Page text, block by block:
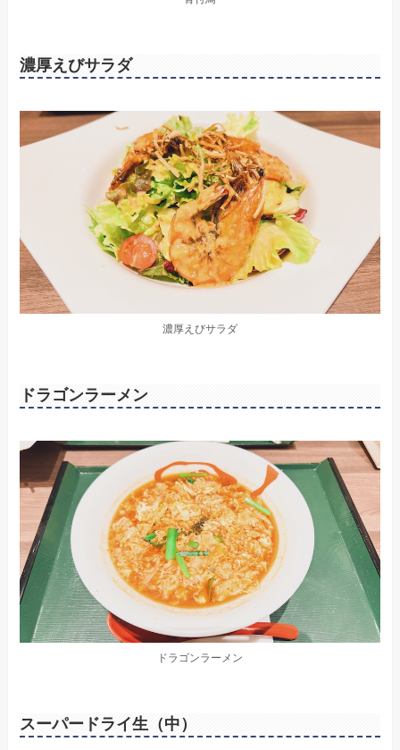
濃厚えびサラダ
濃厚えびサラダ
ドラゴンラーメン
ドラゴンラーメン
スーパードライ生（中）